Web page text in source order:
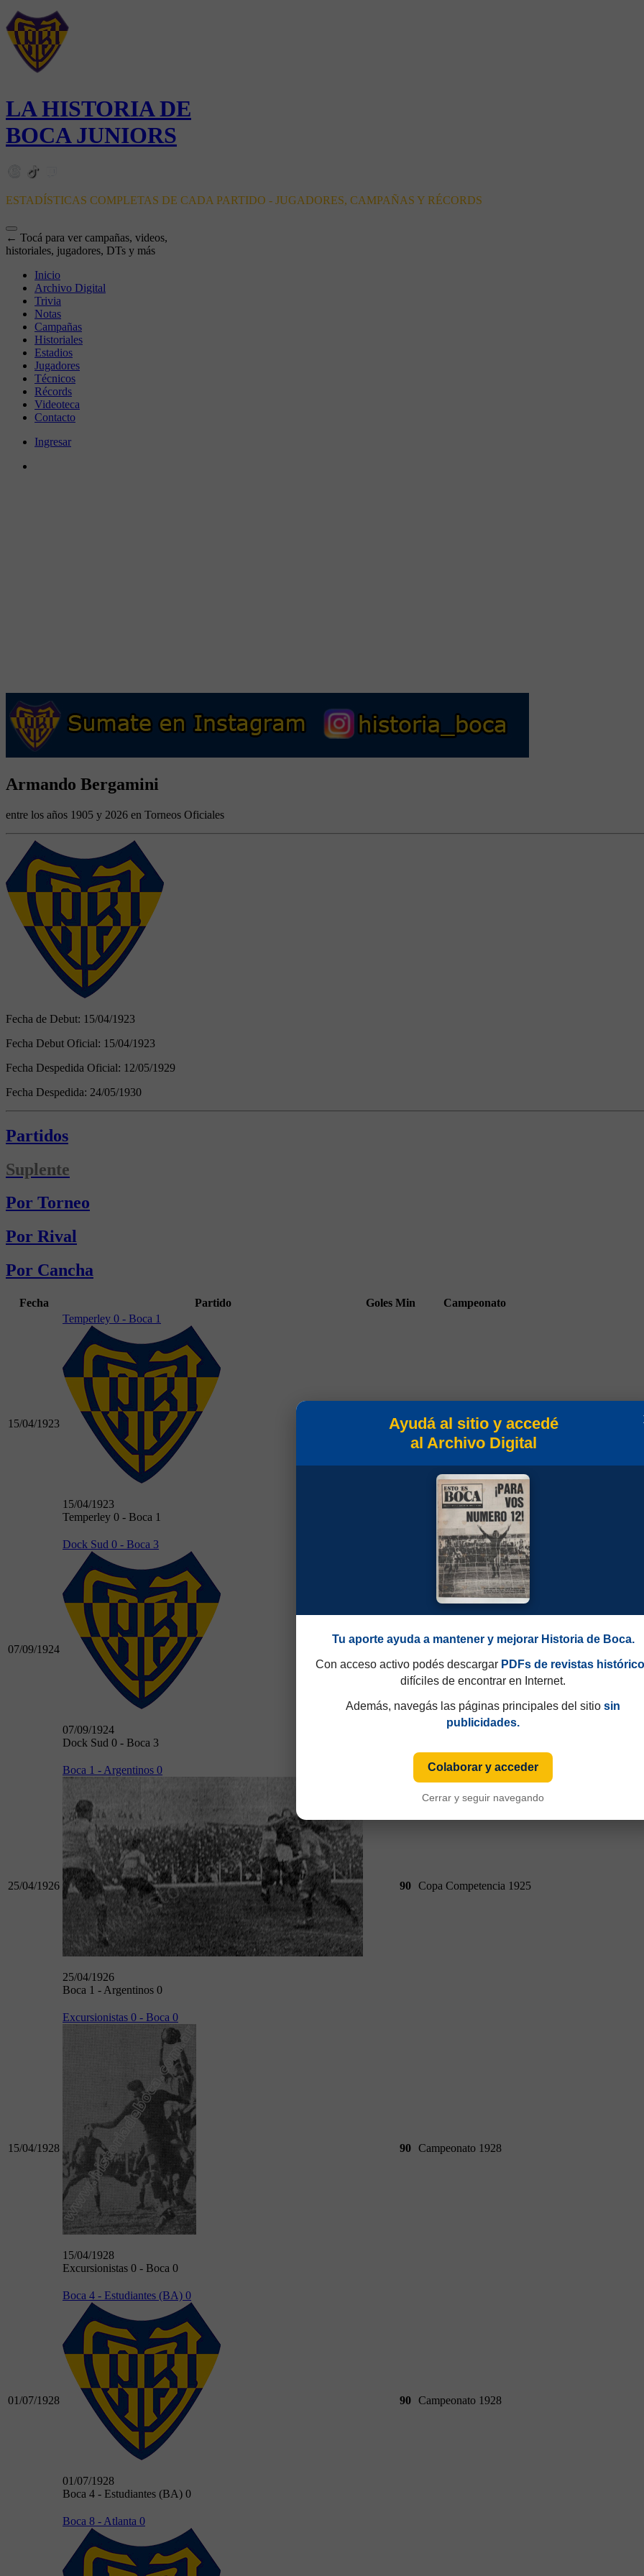
LA HISTORIA DE
BOCA JUNIORS
ESTADÍSTICAS COMPLETAS DE CADA PARTIDO - JUGADORES, CAMPAÑAS Y RÉCORDS
← Tocá para ver campañas, videos,
historiales, jugadores, DTs y más
Inicio
Archivo Digital
Trivia
Notas
Campañas
Historiales
Estadios
Jugadores
Técnicos
Récords
Videoteca
Contacto
Ingresar
Armando Bergamini
entre los años 1905 y 2026 en Torneos Oficiales
Fecha de Debut: 15/04/1923
Fecha Debut Oficial: 15/04/1923
Fecha Despedida Oficial: 12/05/1929
Fecha Despedida: 24/05/1930
Partidos
Suplente
Por Torneo
Por Rival
Por Cancha
Fecha Partido Goles Min Campeonato
15/04/1923
Temperley 0 - Boca 1
15/04/1923
Temperley 0 - Boca 1
90 Campeonato 1923
07/09/1924
Dock Sud 0 - Boca 3
07/09/1924
Dock Sud 0 - Boca 3
Campeonato 1924
25/04/1926
Boca 1 - Argentinos 0
25/04/1926
Boca 1 - Argentinos 0
90 Copa Competencia 1925
15/04/1928
Excursionistas 0 - Boca 0
15/04/1928
Excursionistas 0 - Boca 0
90 Campeonato 1928
01/07/1928
Boca 4 - Estudiantes (BA) 0
01/07/1928
Boca 4 - Estudiantes (BA) 0
90 Campeonato 1928
Boca 8 - Atlanta 0
Ayudá al sitio y accedé
al Archivo Digital
Tu aporte ayuda a mantener y mejorar Historia de Boca.
Con acceso activo podés descargar PDFs de revistas
difíciles de encontrar en Internet.
Además, navegás las páginas principales del sitio sin
publicidades.
Colaborar y acceder
Cerrar y seguir navegando